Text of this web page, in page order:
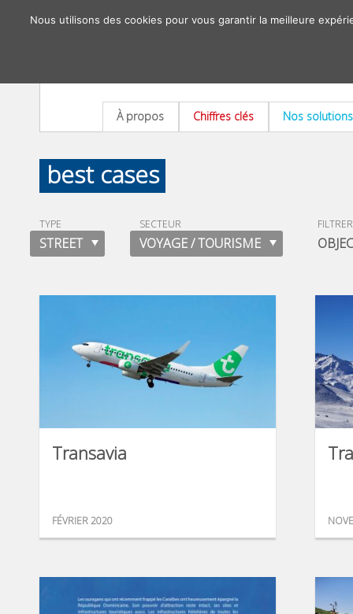
À propos Chiffres clés Nos solutions
best cases
TYPE
STREET
SECTEUR
VOYAGE / TOURISME
Transavia
FÉVRIER 2020
Nous utilisons des cookies pour vous garantir la meilleure